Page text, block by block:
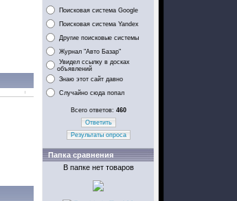
Поисковая система Google
Поисковая система Yandex
Другие поисковые системы
Журнал "Авто Базар"
Увидел ссылку в досках
объявлений
Знаю этот сайт давно
Случайно сюда попал
Всего ответов: 460
Ответить
Результаты опроса
Папка сравнения
В папке нет товаров